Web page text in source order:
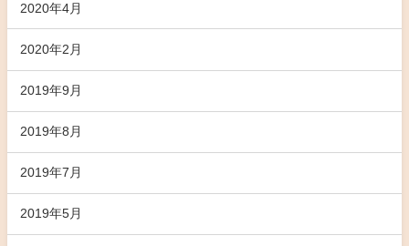
2020年4月
2020年2月
2019年9月
2019年8月
2019年7月
2019年5月